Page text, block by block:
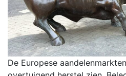
De Europese